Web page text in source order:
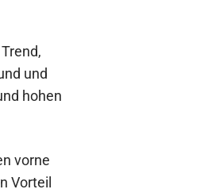
und
hohen
vorne
Vorteil